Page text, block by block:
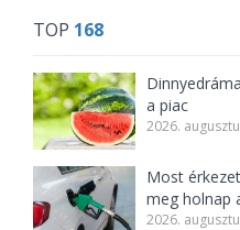
TOP 168
a piac
2026.
Most
meg holnap
2026.